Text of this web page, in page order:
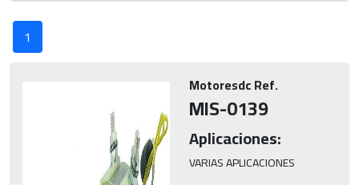
1
Motoresdc Ref.
MIS-0139
Aplicaciones:
VARIAS APLICACIONES